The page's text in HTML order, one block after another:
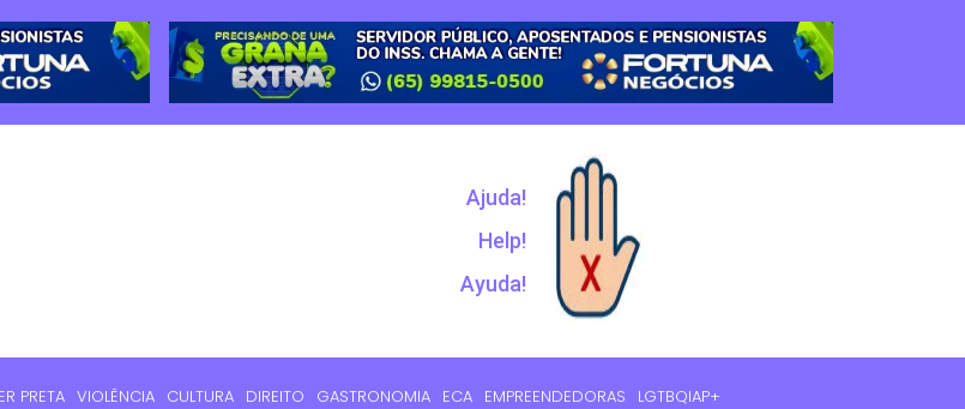
Ajuda!
Help!
Ayuda!
PRETA VIOLÊNCIA CULTURA DIREITO GASTRONOMIA ECA EMPREENDEDORAS LGTBQIAP+